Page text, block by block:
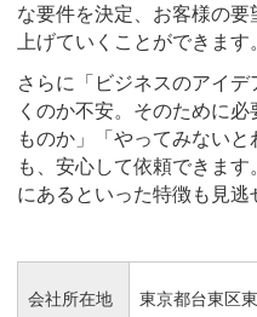
な要件を決定、お客様の要
上げていくことができます
さらに「ビジネスのアイ
くのか不安。そのために
ものか」「やってみない
も、安心して依頼できま
にあるといった特徴も見逃
会社所在地 東京都台東区